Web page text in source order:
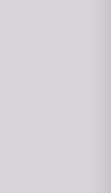
y
compra